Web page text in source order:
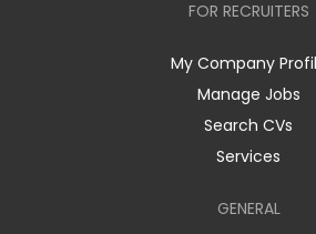
FOR RECRUITERS
My Company
Manage Jobs
Search CVs
Services
GENERAL